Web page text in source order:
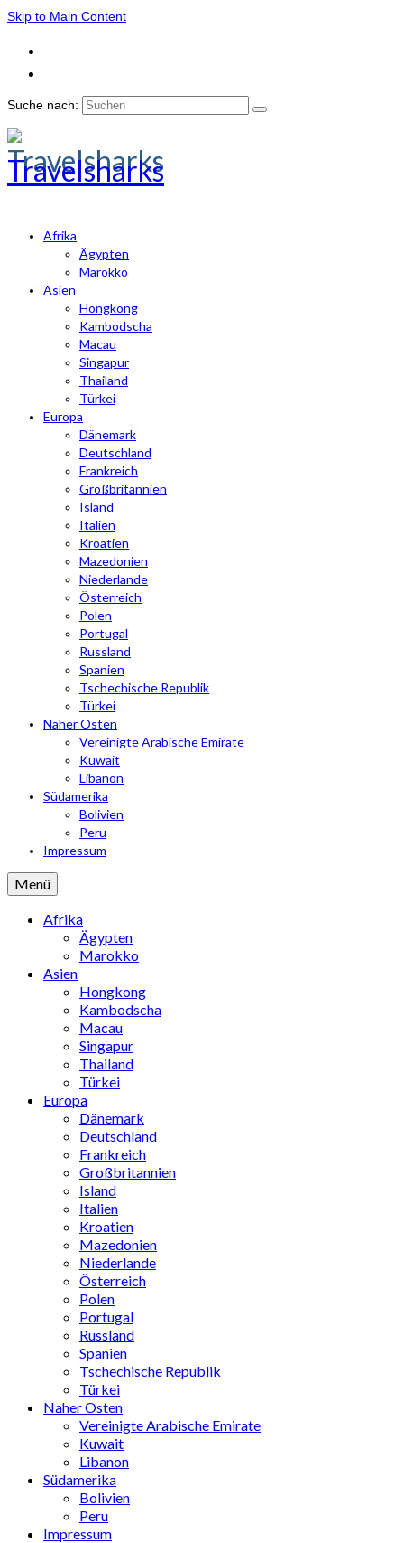
Skip to Main Content
Suche nach:
Travelsharks
Afrika
Ägypten
Marokko
Asien
Hongkong
Kambodscha
Macau
Singapur
Thailand
Türkei
Europa
Dänemark
Deutschland
Frankreich
Großbritannien
Island
Italien
Kroatien
Mazedonien
Niederlande
Österreich
Polen
Portugal
Russland
Spanien
Tschechische Republik
Türkei
Naher Osten
Vereinigte Arabische Emirate
Kuwait
Libanon
Südamerika
Bolivien
Peru
Impressum
Menü
Afrika
Ägypten
Marokko
Asien
Hongkong
Kambodscha
Macau
Singapur
Thailand
Türkei
Europa
Dänemark
Deutschland
Frankreich
Großbritannien
Island
Italien
Kroatien
Mazedonien
Niederlande
Österreich
Polen
Portugal
Russland
Spanien
Tschechische Republik
Türkei
Naher Osten
Vereinigte Arabische Emirate
Kuwait
Libanon
Südamerika
Bolivien
Peru
Impressum